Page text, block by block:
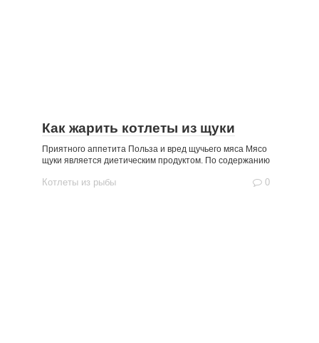
Как жарить котлеты из щуки
Приятного аппетита Польза и вред щучьего мяса Мясо
щуки является диетическим продуктом. По содержанию
Котлеты из рыбы 0